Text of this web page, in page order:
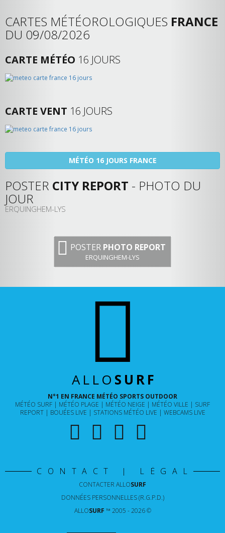
CARTES MÉTÉOROLOGIQUES FRANCE
DU 09/08/2026
CARTE MÉTÉO 16 JOURS
CARTE VENT 16 JOURS
MÉTÉO 16 JOURS FRANCE
POSTER CITY REPORT - PHOTO DU
JOUR
ERQUINGHEM-LYS
POSTER PHOTO REPORT
ERQUINGHEM-LYS
ALLO SURF
N°1 EN FRANCE MÉTÉO SPORTS OUTDOOR
MÉTÉO SURF
MÉTÉO PLAGE MÉTÉO NEIGE MÉTÉO VILLE
SURF
REPORT
BOUÉES LIVE STATIONS MÉTÉO LIVE WEBCAMS LIVE
CONTACT | LÉGAL
CONTACTER ALLOSURF
DONNÉES PERSONNELLES (R.G.P.D.)
ALLOSURF ™ 2005 - 2026 ©